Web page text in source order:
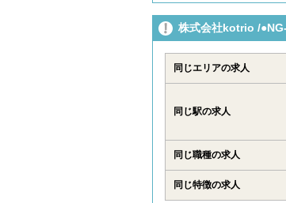
株式会社kotrio /
同じエリアの求人
同じ駅の求人
同じ職種の求人
同じ特徴の求人